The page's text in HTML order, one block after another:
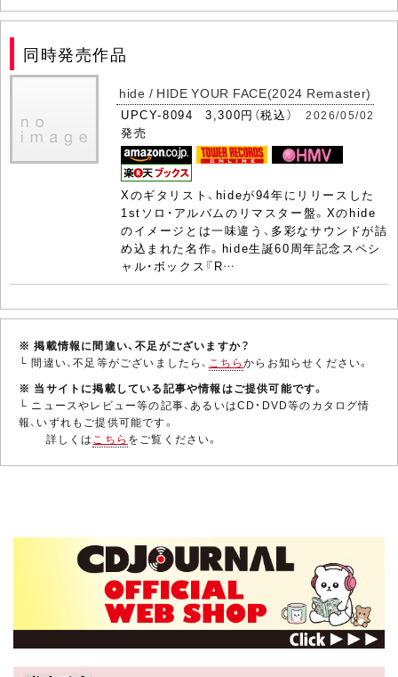
同時発売作品
hide / HIDE YOUR FACE(2024 Remaster)
UPCY-8094 3,300円（税込）2026/05/02
発売
Xのギタリスト、hideが94年にリリースした
1stソロ・アルバムのリマスター盤。Xのhide
のイメージとは一味違う、多彩なサウンドが詰
め込まれた名作。hide生誕60周年記念スペシ
ャル・ボックス『R…
※ 掲載情報に間違い、不足がございますか？
└ 間違い、不足等がございましたら、 こちらからお知らせください。
※ 当サイトに掲載している記事や情報はご提供可能です。
└ ニュースやレビュー等の記事、あるいはCD・DVD等のカタログ情
報、いずれもご提供可能です。
詳しくはこちら をご覧ください。